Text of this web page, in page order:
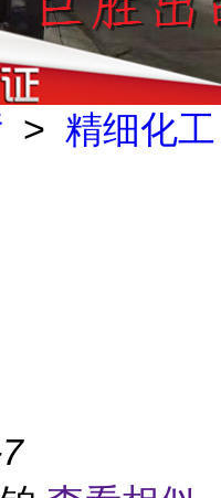
> 精细化工